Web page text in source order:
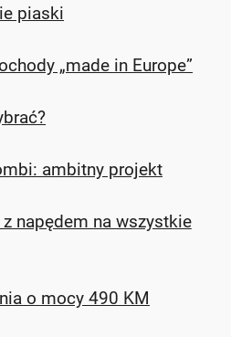
piaski
„made in Europe”
ambitny projekt
napędem na wszystkie
o mocy 490 KM